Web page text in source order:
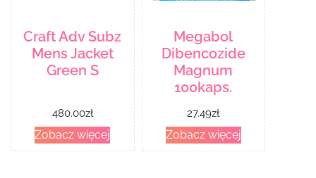
Craft Adv Subz
Mens Jacket
Green S
480.00zł
Zobacz więcej
Megabol
Dibencozide
Magnum
100kaps.
27.49zł
Zobacz więcej